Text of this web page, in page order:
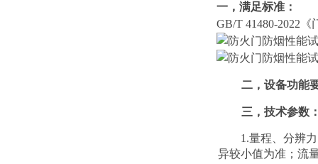
一， 满足标准：
GB/T 41480-2022
二， 设备功能
三， 技术参数
1.量程、分辨
异较小值为准；流